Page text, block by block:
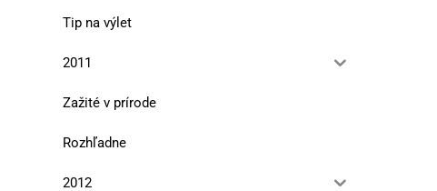
Tip na výlet
2011
Zažité v prírode
Rozhľadne
2012